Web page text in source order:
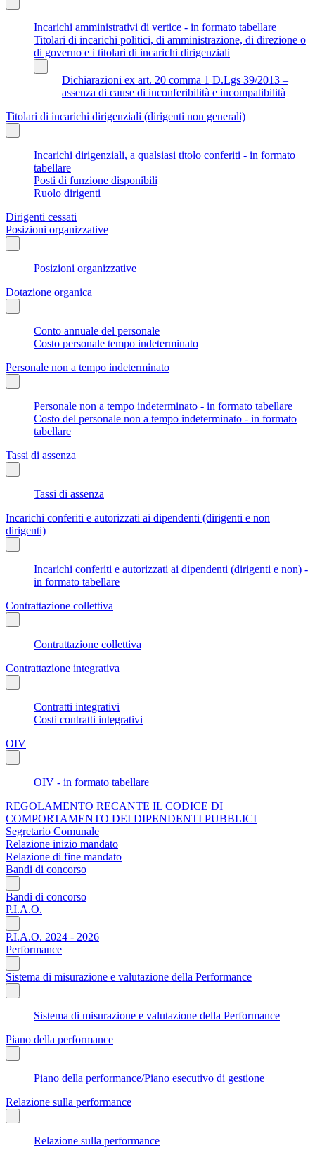
Incarichi amministrativi di vertice - in formato tabellare
Titolari di incarichi politici, di amministrazione, di direzione o
di governo e i titolari di incarichi dirigenziali
Dichiarazioni ex art. 20 comma 1 D.Lgs 39/2013 –
assenza di cause di inconferibilità e incompatibilità
Titolari di incarichi dirigenziali (dirigenti non generali)
Incarichi dirigenziali, a qualsiasi titolo conferiti - in formato
tabellare
Posti di funzione disponibili
Ruolo dirigenti
Dirigenti cessati
Posizioni organizzative
Posizioni organizzative
Dotazione organica
Conto annuale del personale
Costo personale tempo indeterminato
Personale non a tempo indeterminato
Personale non a tempo indeterminato - in formato tabellare
Costo del personale non a tempo indeterminato - in formato
tabellare
Tassi di assenza
Tassi di assenza
Incarichi conferiti e autorizzati ai dipendenti (dirigenti e non
dirigenti)
Incarichi conferiti e autorizzati ai dipendenti (dirigenti e non) -
in formato tabellare
Contrattazione collettiva
Contrattazione collettiva
Contrattazione integrativa
Contratti integrativi
Costi contratti integrativi
OIV
OIV - in formato tabellare
REGOLAMENTO RECANTE IL CODICE DI
COMPORTAMENTO DEI DIPENDENTI PUBBLICI
Segretario Comunale
Relazione inizio mandato
Relazione di fine mandato
Bandi di concorso
Bandi di concorso
P.I.A.O.
P.I.A.O. 2024 - 2026
Performance
Sistema di misurazione e valutazione della Performance
Sistema di misurazione e valutazione della Performance
Piano della performance
Piano della performance/Piano esecutivo di gestione
Relazione sulla performance
Relazione sulla performance